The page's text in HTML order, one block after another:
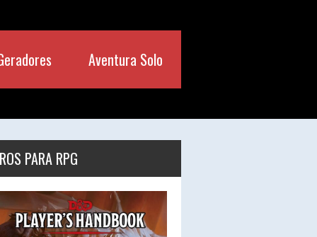
Aventura Solo
PARA RPG